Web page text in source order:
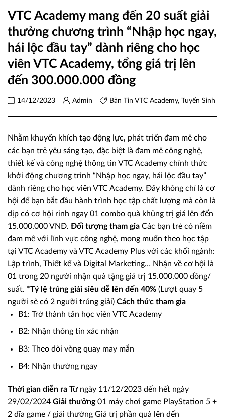
VTC Academy mang đến 20 suất giải
thưởng chương trình “Nhập học ngay,
hái lộc đầu tay” dành riêng cho học
viên VTC Academy, tổng giá trị lên
đến 300.000.000 đồng
14/12/2023 Admin Bản Tin VTC Academy, Tuyển Sinh
Nhằm khuyến khích tạo động lực, phát triển đam mê cho
các bạn trẻ yêu sáng tạo, đặc biệt là đam mê công nghệ,
thiết kế và công nghệ thông tin VTC Academy chính thức
khởi động chương trình “Nhập học ngay, hái lộc đầu tay”
dành riêng cho học viên VTC Academy. Đây không chỉ là cơ
hội để bạn bắt đầu hành trình học tập chất lượng mà còn là
dịp có cơ hội rinh ngay 01 combo quà khủng trị giá lên đến
15.000.000 VNĐ. Đối tượng tham gia Các bạn trẻ có niềm
đam mê với lĩnh vực công nghệ, mong muốn theo học tập
tại VTC Academy và VTC Academy Plus với các khối ngành:
Lập trình, Thiết kế và Digital Marketing… Nhận về cơ hội là
01 trong 20 người nhận quà tặng giá trị 15.000.000 đồng/
suất. *Tỷ lệ trúng giải siêu dễ lên đến 40% (Lượt quay 5
người sẽ có 2 người trúng giải) Cách thức tham gia
B1: Trở thành tân học viên VTC Academy
B2: Nhận thông tin xác nhận
B3: Theo dõi vòng quay may mắn
B4: Nhận thưởng ngay
Thời gian diễn ra Từ ngày 11/12/2023 đến hết ngày
29/02/2024 Giải thưởng01 máy chơi game PlayStation 5 +
2 đĩa game / giải thưởng Giá trị phần quà lên đến